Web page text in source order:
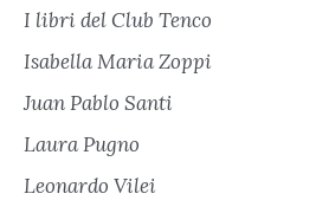
I libri del Club Tenco
Isabella Maria Zoppi
Juan Pablo Santi
Laura Pugno
Leonardo Vilei